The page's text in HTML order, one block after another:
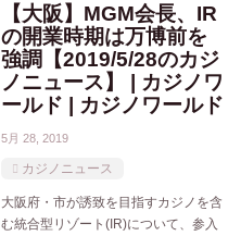
【大阪】MGM会長、IR
の開業時期は万博前を
強調【2019/5/28のカジ
ノニュース】 | カジノワ
ールド | カジノワールド
5月 28, 2019
カジノニュース
大阪府・市が誘致を目指すカジノを含
む統合型リゾート(IR)について、参入